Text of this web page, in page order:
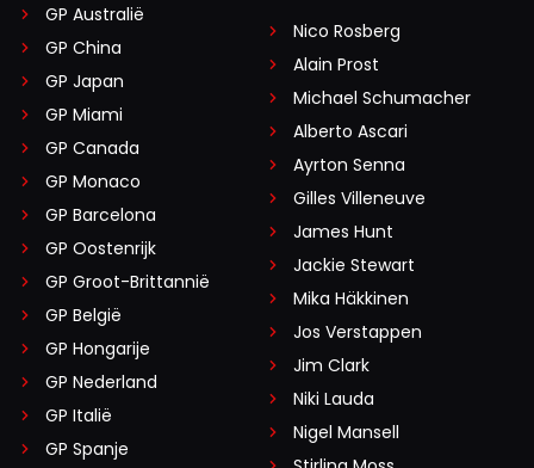
GP Australië
GP China
GP Japan
GP Miami
GP Canada
GP Monaco
GP Barcelona
GP Oostenrijk
GP Groot-Brittannië
GP België
GP Hongarije
GP Nederland
GP Italië
GP Spanje
Nico Rosberg
Alain Prost
Michael Schumacher
Alberto Ascari
Ayrton Senna
Gilles Villeneuve
James Hunt
Jackie Stewart
Mika Häkkinen
Jos Verstappen
Jim Clark
Niki Lauda
Nigel Mansell